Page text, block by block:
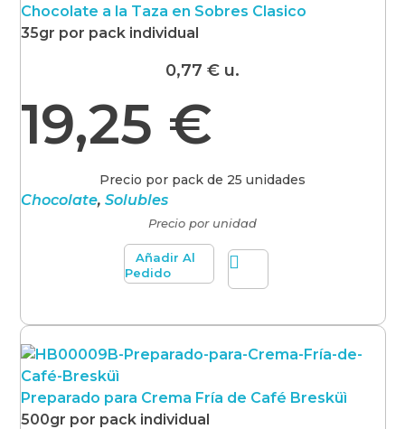
Chocolate a la Taza en Sobres Clasico
35gr por pack individual
0,77 € u.
19,25 €
Precio por pack de 25 unidades
Chocolate, Solubles
Precio por unidad
Añadir Al
Pedido
Preparado para Crema Fría de Café Bresküì
500gr por pack individual